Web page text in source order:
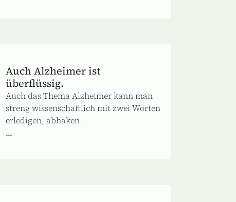
Auch Alzheimer ist
überflüssig.
Auch das Thema Alzheimer kann man
streng wissenschaftlich mit zwei Worten
erledigen, abhaken:
...